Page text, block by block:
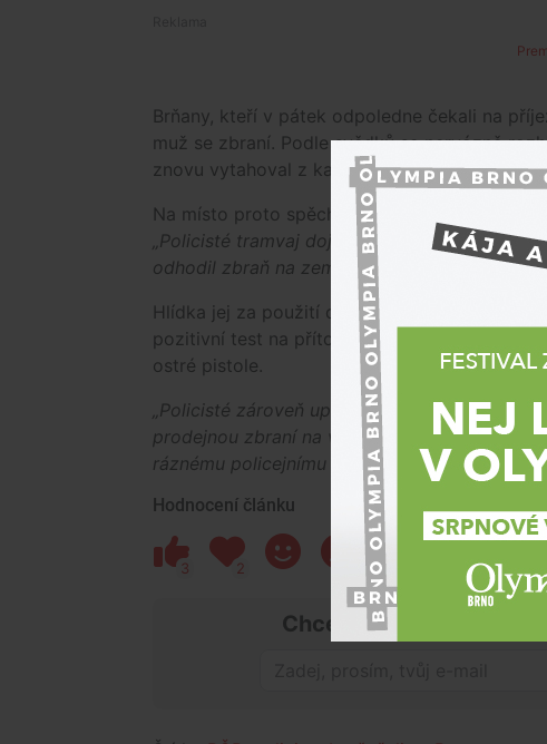
Brňany, kteří v pátek odpoledne čekali na
muž se zbraní. Podle svědků se nervózně
znovu vytahoval z kapsy. Měl dokonce mířit
Na místo proto spěchali policisté. Než
„Policisté tramvaj dojeli, zastavili a takticky
odhodil zbraň na zem. To už mu ale
Hlídka jej za použití donucovacích
pozitivní test na přítomnost drog. Naštěstí
ostré pistole.
„Policisté zároveň upozorňují, že
prodejnou zbraní na veřejnosti může být
ráznému policejnímu zákroku,“
doplnil
Hodnocení článku
3 2
Chceš mít přehled o